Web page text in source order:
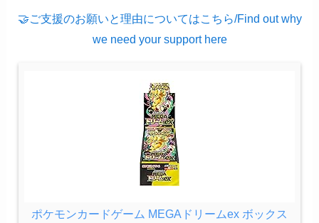
🤝ご支援のお願いと理由についてはこちら/Find out why
we need your support here
ポケモンカードゲーム MEGAドリームex ボックス